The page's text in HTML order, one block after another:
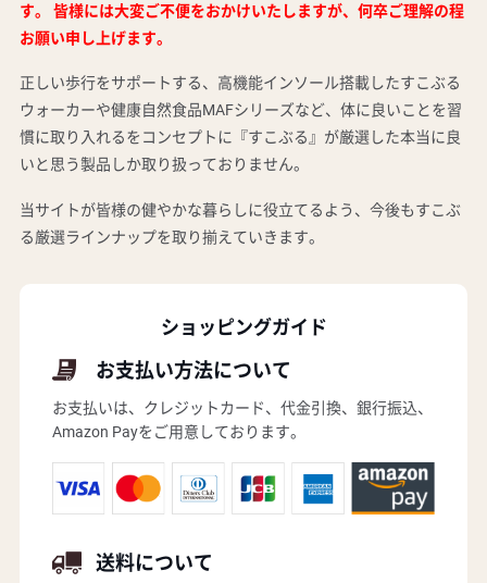
す。 皆様には大変ご不便をおかけいたしますが、何卒ご理解の程
お願い申し上げます。
正しい歩行をサポートする、高機能インソール搭載したすこぶる
ウォーカーや健康自然食品MAFシリーズなど、体に良いことを習
慣に取り入れるをコンセプトに『すこぶる』が厳選した本当に良
いと思う製品しか取り扱っておりません。
当サイトが皆様の健やかな暮らしに役立てるよう、今後もすこぶ
る厳選ラインナップを取り揃えていきます。
ショッピングガイド
お支払い方法について
お支払いは、クレジットカード、代金引換、銀行振込、
Amazon Payをご用意しております。
送料について